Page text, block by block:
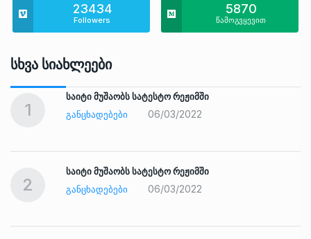
23434
Followers
5870
წამოგვყევით
Სხვა Სიახლეები
1
საიტი მუშაობს სატესტო რეჟიმში
ᲒᲐᲜᲪᲮᲐᲓᲔᲑᲔᲑᲘ
06/03/2022
2
საიტი მუშაობს სატესტო რეჟიმში
ᲒᲐᲜᲪᲮᲐᲓᲔᲑᲔᲑᲘ
06/03/2022